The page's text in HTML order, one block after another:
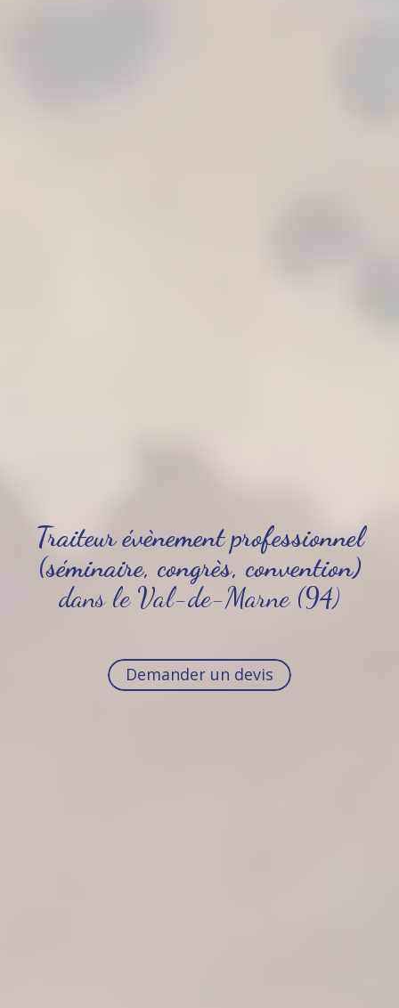
Traiteur évènement professionnel
(séminaire, congrès, convention)
dans le Val-de-Marne (94)
Demander un devis